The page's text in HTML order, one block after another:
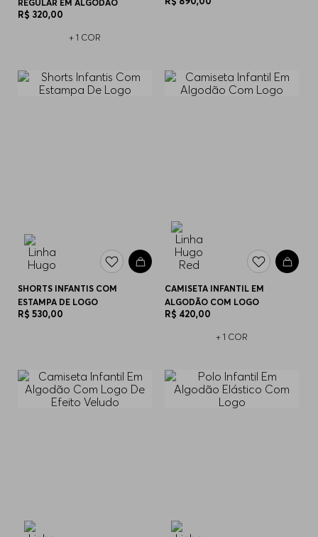
REGULAR EM ALGODÃO
R$ 320,00
+ 1 COR
SHORTS INFANTIS COM
ESTAMPA DE LOGO
R$ 530,00
CAMISETA INFANTIL EM
ALGODÃO COM LOGO
R$ 420,00
+ 1 COR